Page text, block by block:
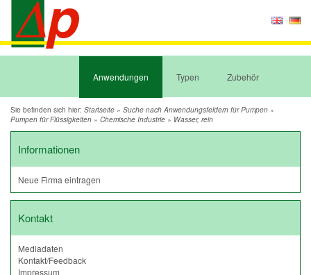
Anwendungen Typen Zubehör
Sie befinden sich hier: Startseite » Suche nach Anwendungsfeldern für Pumpen »
Pumpen für Flüssigkeiten » Chemische Industrie » Wasser, rein
Informationen
Neue Firma eintragen
Kontakt
Mediadaten
Kontakt/Feedback
Impressum